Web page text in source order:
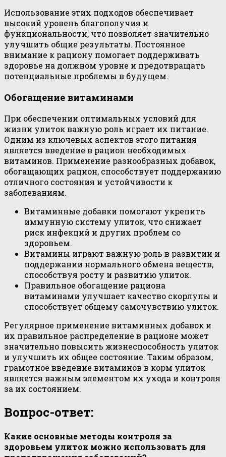
Использование этих подходов обеспечивает
высокий уровень благополучия и
функциональности, что позволяет значительно
улучшить общие результаты. Постоянное
внимание к рациону помогает поддерживать
здоровье на должном уровне и предотвращать
потенциальные проблемы в будущем.
Обогащение витаминами
При обеспечении оптимальных условий для
жизни улиток важную роль играет их питание.
Одним из ключевых аспектов этого питания
является введение в рацион необходимых
витаминов. Применение разнообразных добавок,
обогащающих рацион, способствует поддержанию
отличного состояния и устойчивости к
заболеваниям.
Витаминные добавки помогают укрепить
иммунную систему улиток, что снижает
риск инфекций и других проблем со
здоровьем.
Витамины играют важную роль в развитии и
поддержании нормального обмена веществ,
способствуя росту и развитию улиток.
Правильное обогащение рациона
витаминами улучшает качество скорлупы и
способствует общему самочувствию улиток.
Регулярное применение витаминных добавок и
их правильное распределение в рационе может
значительно повысить жизнеспособность улиток
и улучшить их общее состояние. Таким образом,
грамотное введение витаминов в корм улиток
является важным элементом их ухода и контроля
за их состоянием.
Вопрос-ответ:
Какие основные методы контроля за
здоровьем улиток можно использовать для